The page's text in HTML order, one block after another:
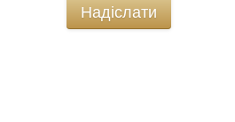
Надіслати